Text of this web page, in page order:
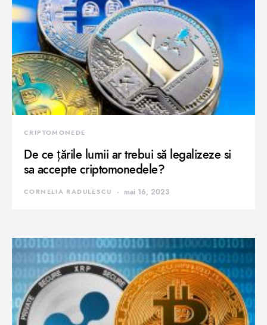
CRIPTOMONEDE
De ce țările lumii ar trebui să legalizeze si
sa accepte criptomonedele?
CORNELIA RADULESCU mai 16, 2023